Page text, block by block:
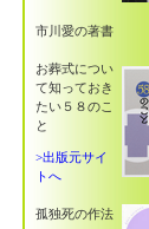
市川愛の著書
お葬式につい
て知っておき
たい５８のこ
と
>出版元サイ
トへ
孤独死の作法